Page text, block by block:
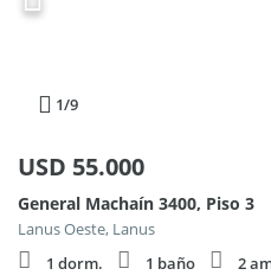
1/9
USD 55.000
General Machaín 3400, Piso 3
Lanus Oeste, Lanus
1 dorm.
1 baño
2